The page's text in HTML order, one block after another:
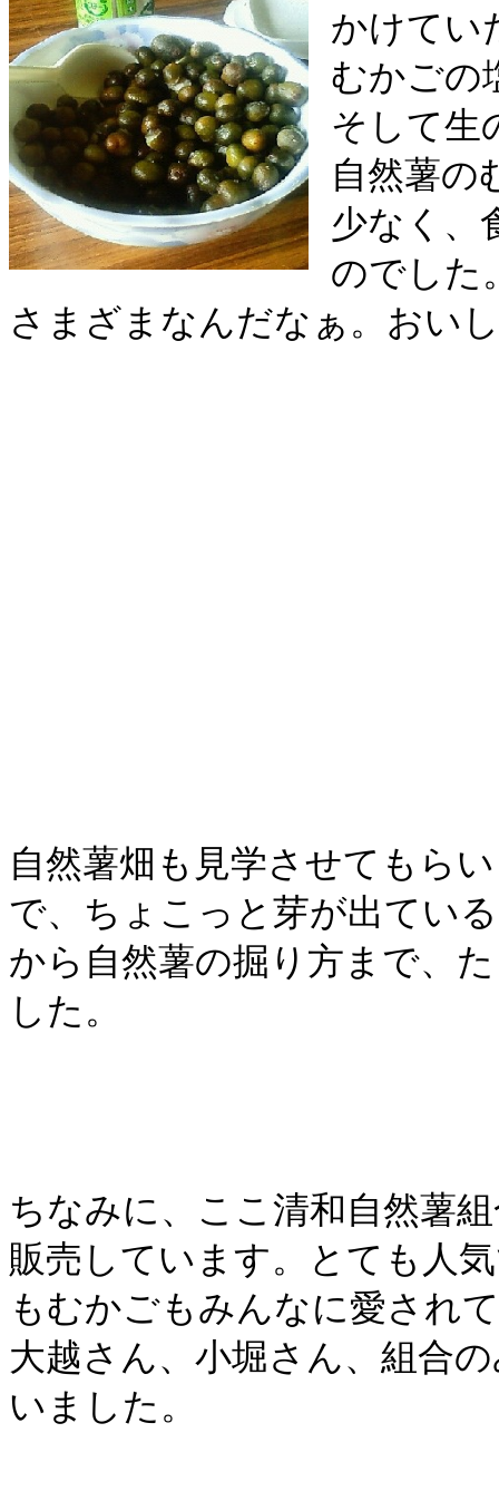
かけてい
むかごの
そして生
自然薯の
少なく、
のでした
さまざまなんだなぁ。おい
自然薯畑も見学させてもら
で、ちょこっと芽が出てい
から自然薯の掘り方まで、
した。
ちなみに、ここ清和自然薯
販売しています。とても人
もむかごもみんなに愛され
大越さん、小堀さん、組合
いました。